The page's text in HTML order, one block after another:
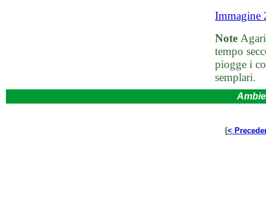
Immagine
Note
tempo
piogge i
semplari.
[<